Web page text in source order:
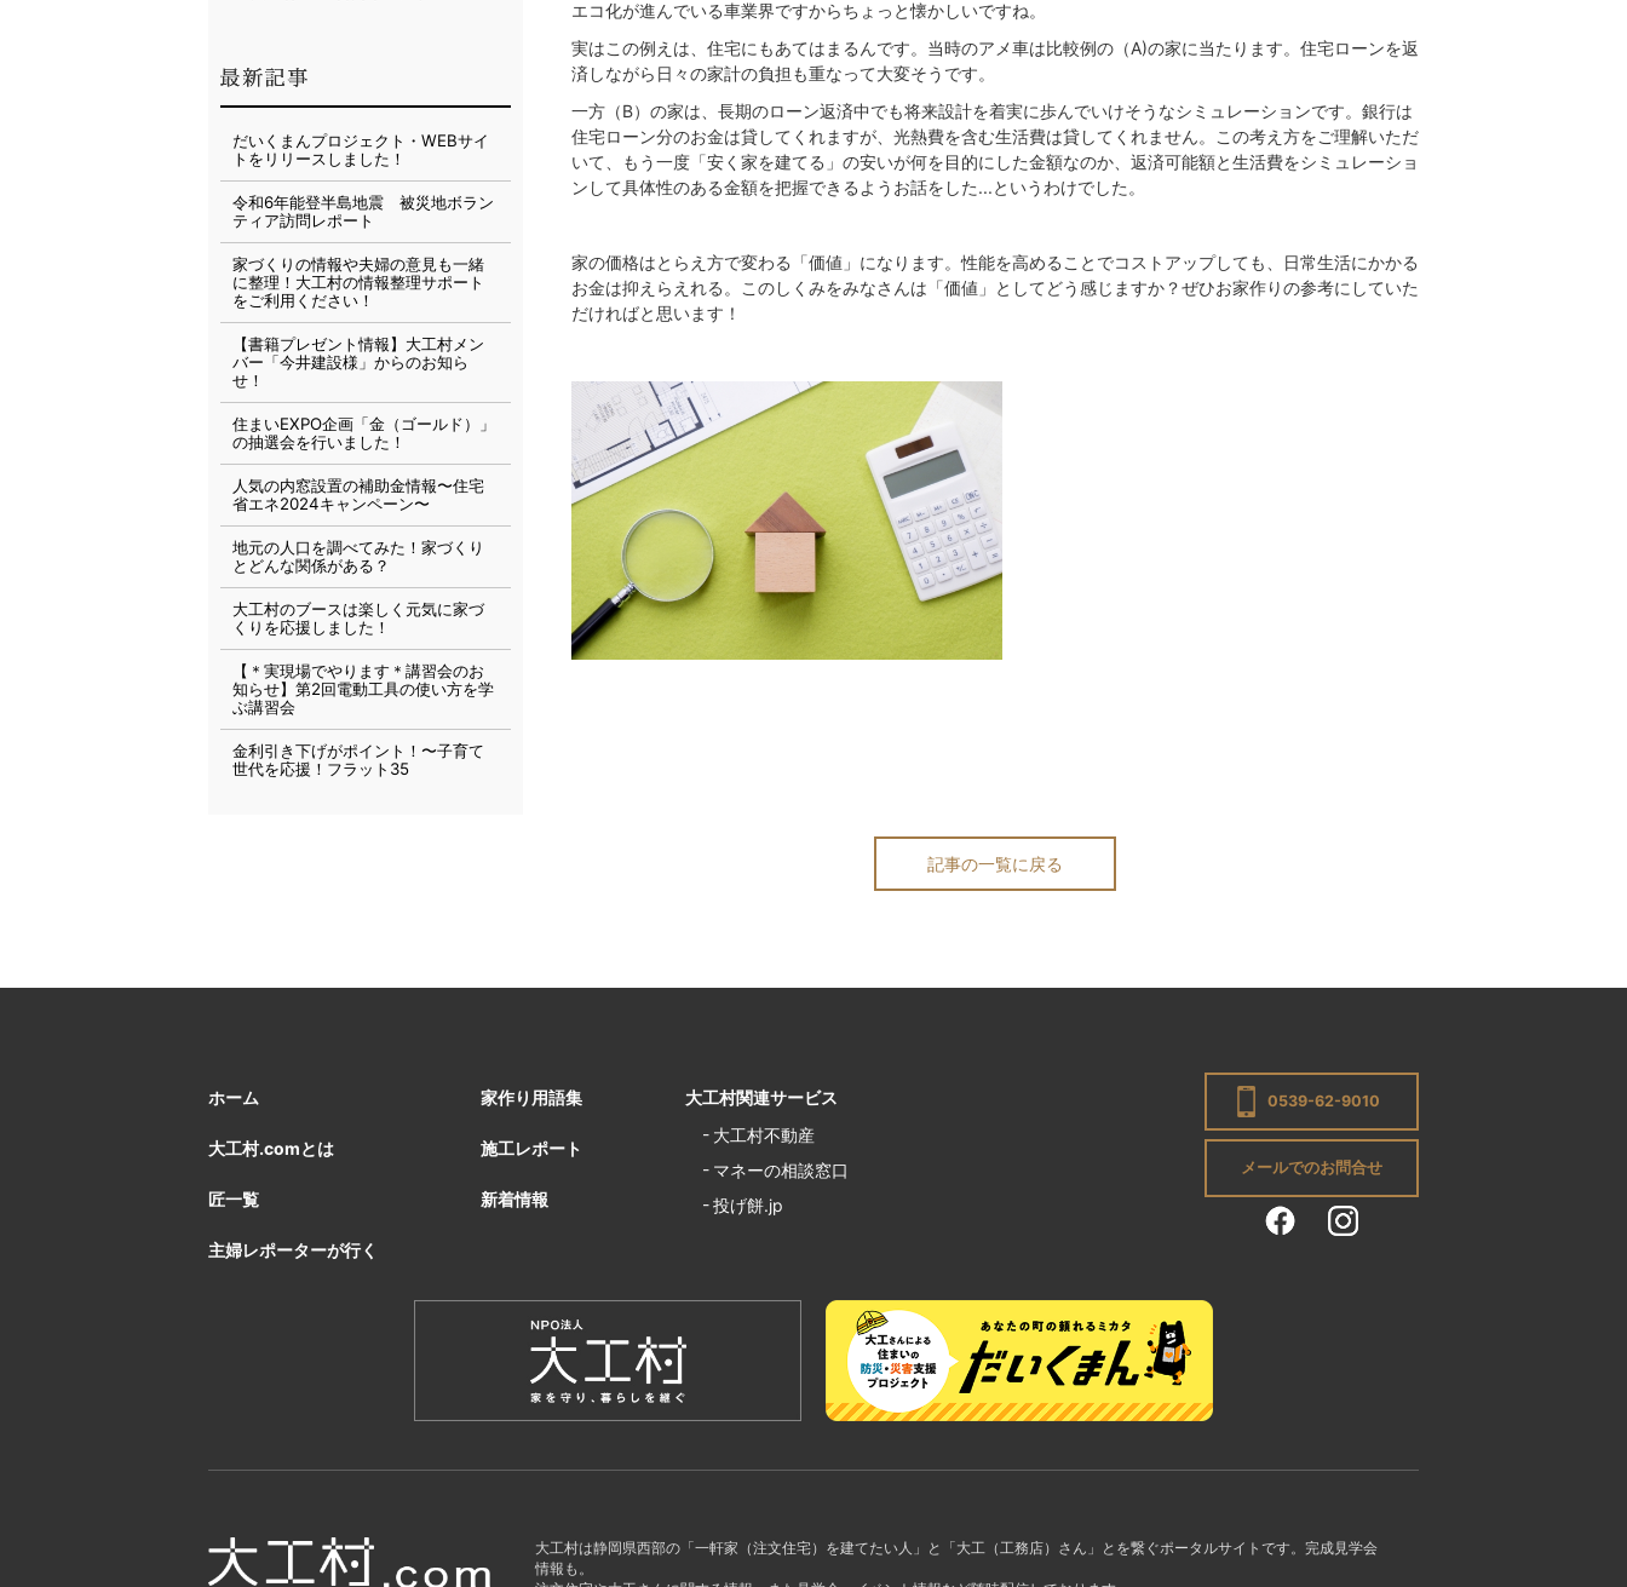
エコ化が進んでいる車業界ですからちょっと懐かしいですね。
実はこの例えは、住宅にもあてはまるんです。当時のアメ車は比較例の（A)の家に当たります。住宅ローンを返
済しながら日々の家計の負担も重なって大変そうです。
一方（B）の家は、長期のローン返済中でも将来設計を着実に歩んでいけそうなシミュレーションです。銀行は
住宅ローン分のお金は貸してくれますが、光熱費を含む生活費は貸してくれません。この考え方をご理解いただ
いて、もう一度「安く家を建てる」の安いが何を目的にした金額なのか、返済可能額と生活費をシミュレーショ
ンして具体性のある金額を把握できるようお話をした...というわけでした。
家の価格はとらえ方で変わる「価値」になります。性能を高めることでコストアップしても、日常生活にかかる
お金は抑えらえれる。このしくみをみなさんは「価値」としてどう感じますか？ぜひお家作りの参考にしていた
だければと思います！
記事の一覧に戻る
だいくまんプロジェクト・WEBサイ
トをリリースしました！
令和6年能登半島地震 被災地ボラン
ティア訪問レポート
家づくりの情報や夫婦の意見も一緒
に整理！大工村の情報整理サポート
をご利用ください！
【書籍プレゼント情報】大工村メン
バー「今井建設様」からのお知ら
せ！
住まいEXPO企画「金（ゴールド）」
の抽選会を行いました！
人気の内窓設置の補助金情報〜住宅
省エネ2024キャンペーン〜
地元の人口を調べてみた！家づくり
とどんな関係がある？
大工村のブースは楽しく元気に家づ
くりを応援しました！
【＊実現場でやります＊講習会のお
知らせ】第2回電動工具の使い方を学
ぶ講習会
金利引き下げがポイント！〜子育て
世代を応援！フラット35
ホーム
大工村.comとは
匠一覧
主婦レポーターが行く
家作り用語集
施工レポート
新着情報
大工村関連サービス
大工村不動産
マネーの相談窓口
投げ餅.jp
0539-62-9010
メールでのお問合せ
大工村は静岡県西部の「一軒家（注文住宅）を建てたい人」と「大工（工務店）さん」とを繋ぐポータルサイトです。完成見学会
情報も。